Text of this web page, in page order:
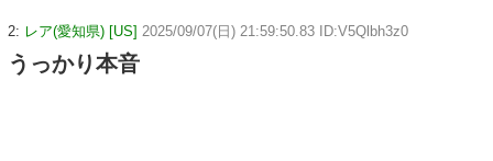
2: レア(愛知県) [US] 2025/09/07(日) 21:59:50.83 ID:V5Qlbh3z0
うっかり本音